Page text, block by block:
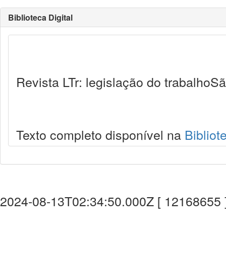
Biblioteca Digital
Revista LTr: legislação do
Texto completo disponível na
2024-08-13T02:34:50.000Z [ 12168655